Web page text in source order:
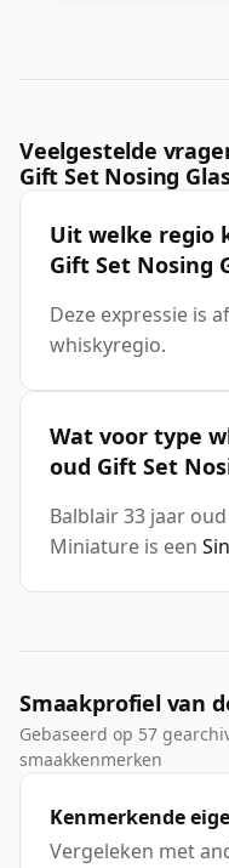
Veelgestelde
Gift Set Nosing
Uit welke regio
Gift Set Nosing
Deze expressie is
whiskyregio.
Wat voor type
oud Gift Set
Balblair 33 jaar
Miniature is een
Smaakprofiel van
Gebaseerd op 57
smaakkenmerken
Kenmerkende
Vergeleken met